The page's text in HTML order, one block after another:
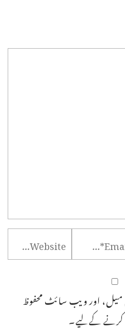
میل، اور ویب سائٹ محفوظ
کرنے کےلیے۔